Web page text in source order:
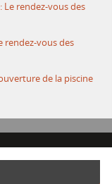
Le rendez-vous des
rendez-vous des
de la piscine